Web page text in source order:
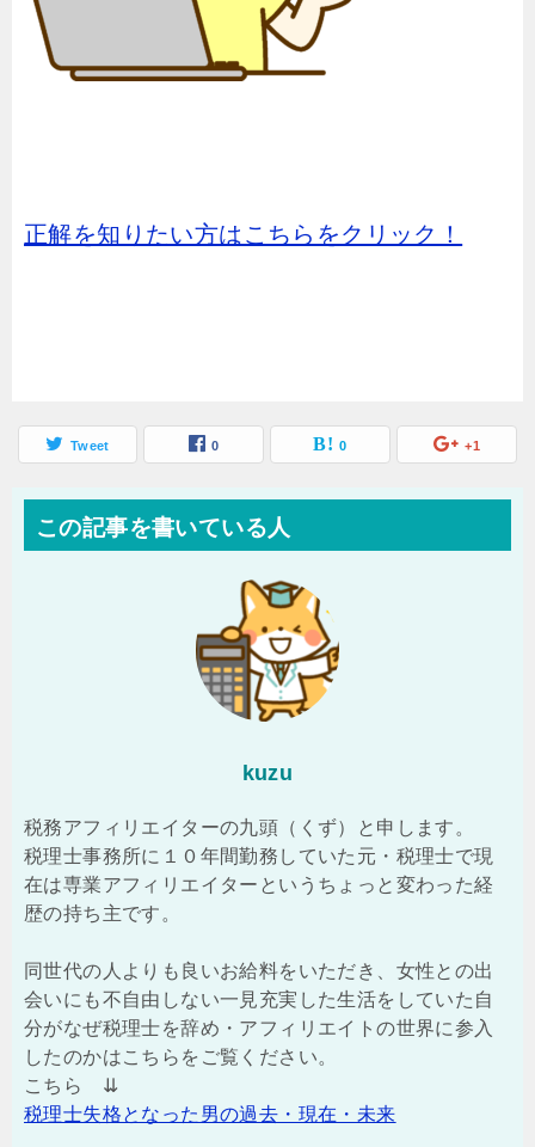
正解を知りたい方はこちらをクリック！
Tweet 0 0 +1
この記事を書いている人
kuzu
税務アフィリエイターの九頭（くず）と申します。
税理士事務所に１０年間勤務していた元・税理士で現
在は専業アフィリエイターというちょっと変わった経
歴の持ち主です。
同世代の人よりも良いお給料をいただき、女性との出
会いにも不自由しない一見充実した生活をしていた自
分がなぜ税理士を辞め・アフィリエイトの世界に参入
したのかはこちらをご覧ください。
こちら ⇊
税理士失格となった男の過去・現在・未来